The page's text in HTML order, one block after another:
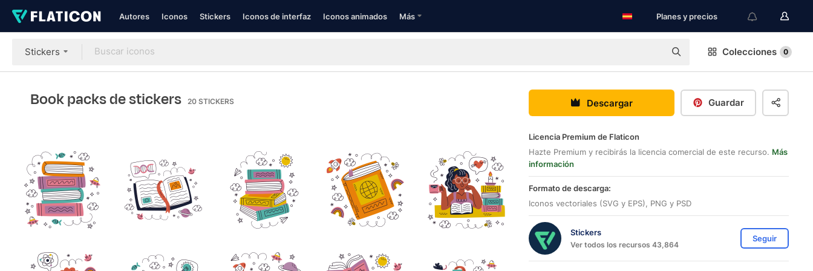
Autores Iconos Stickers Iconos de interfaz Iconos animados Más Planes y precios
Stickers Colecciones 0
Book packs de stickers 20 STICKERS Descargar Guardar
Licencia Premium de Flaticon
Hazte Premium y recibirás la licencia comercial de este recurso. Más
información
Formato de descarga:
Iconos vectoriales (SVG y EPS), PNG y PSD
Stickers
Ver todos los recursos 43,864
Seguir